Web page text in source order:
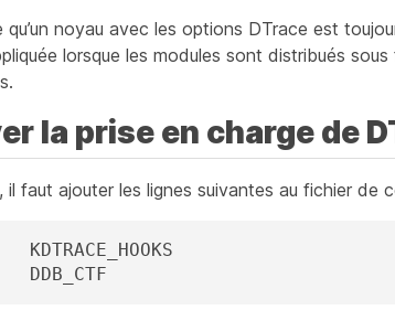
noyau avec les options DTrace est
lorsque les modules sont distribués
la prise en charge de
il faut ajouter les lignes suivantes au fichier de